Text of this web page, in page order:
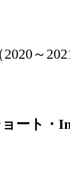
～
ョート・